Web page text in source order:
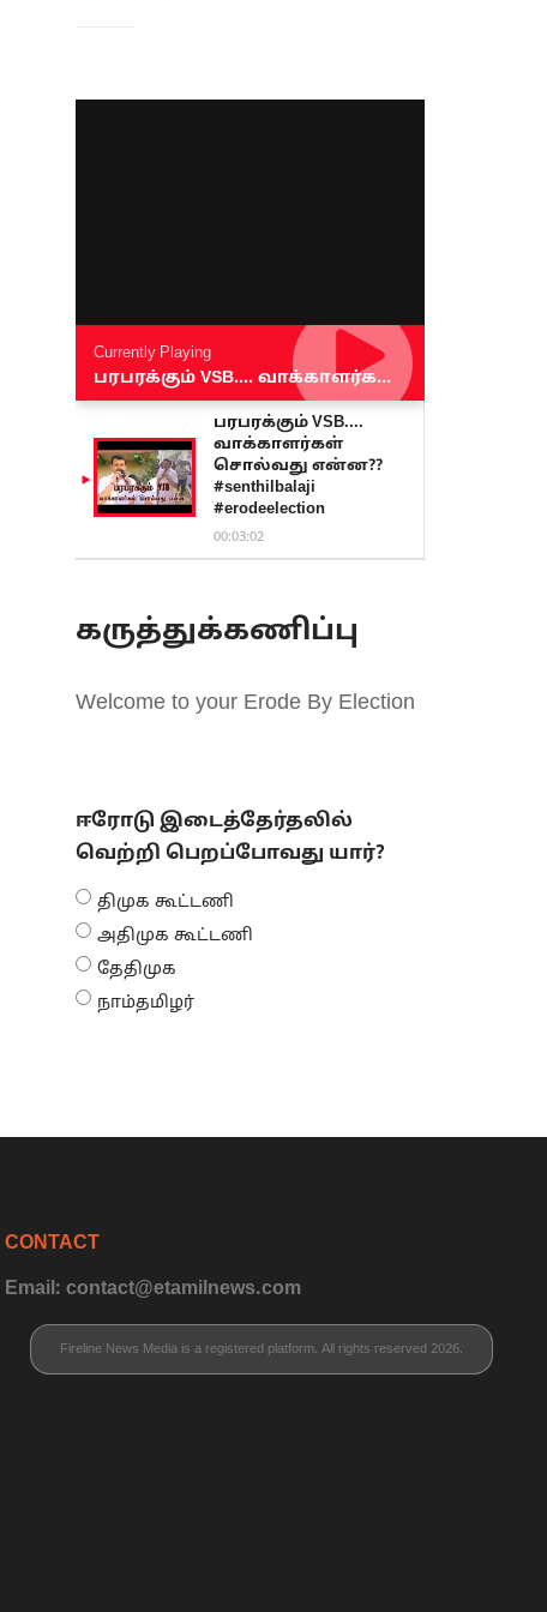
Currently Playing
பரபரக்கும் VSB.... வாக்காளர்கள் சொல்வது என்ன?? #senthilbalaji #erodeelection
பரபரக்கும் VSB....
வாக்காளர்கள்
சொல்வது என்ன??
#senthilbalaji
#erodeelection
00:03:02
கருத்துக்கணிப்பு
Welcome to your Erode By Election
ஈரோடு இடைத்தேர்தலில்
வெற்றி பெறப்போவது யார்?
திமுக கூட்டணி
அதிமுக கூட்டணி
தேதிமுக
நாம்தமிழர்
CONTACT
Email: contact@etamilnews.com
Fireline News Media is a registered platform. All rights reserved 2026.